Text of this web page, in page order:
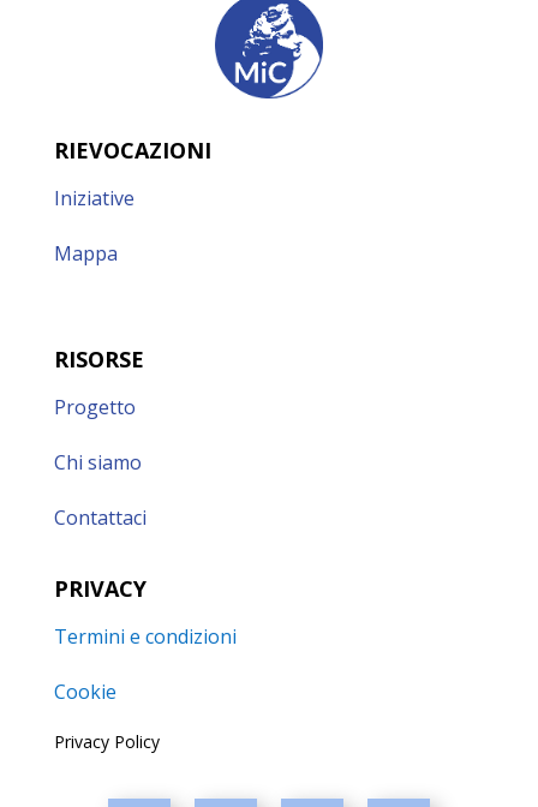
RIEVOCAZIONI
Iniziative
Mappa
RISORSE
Progetto
Chi siamo
Contattaci
PRIVACY
Termini e condizioni
Cookie
Privacy Policy